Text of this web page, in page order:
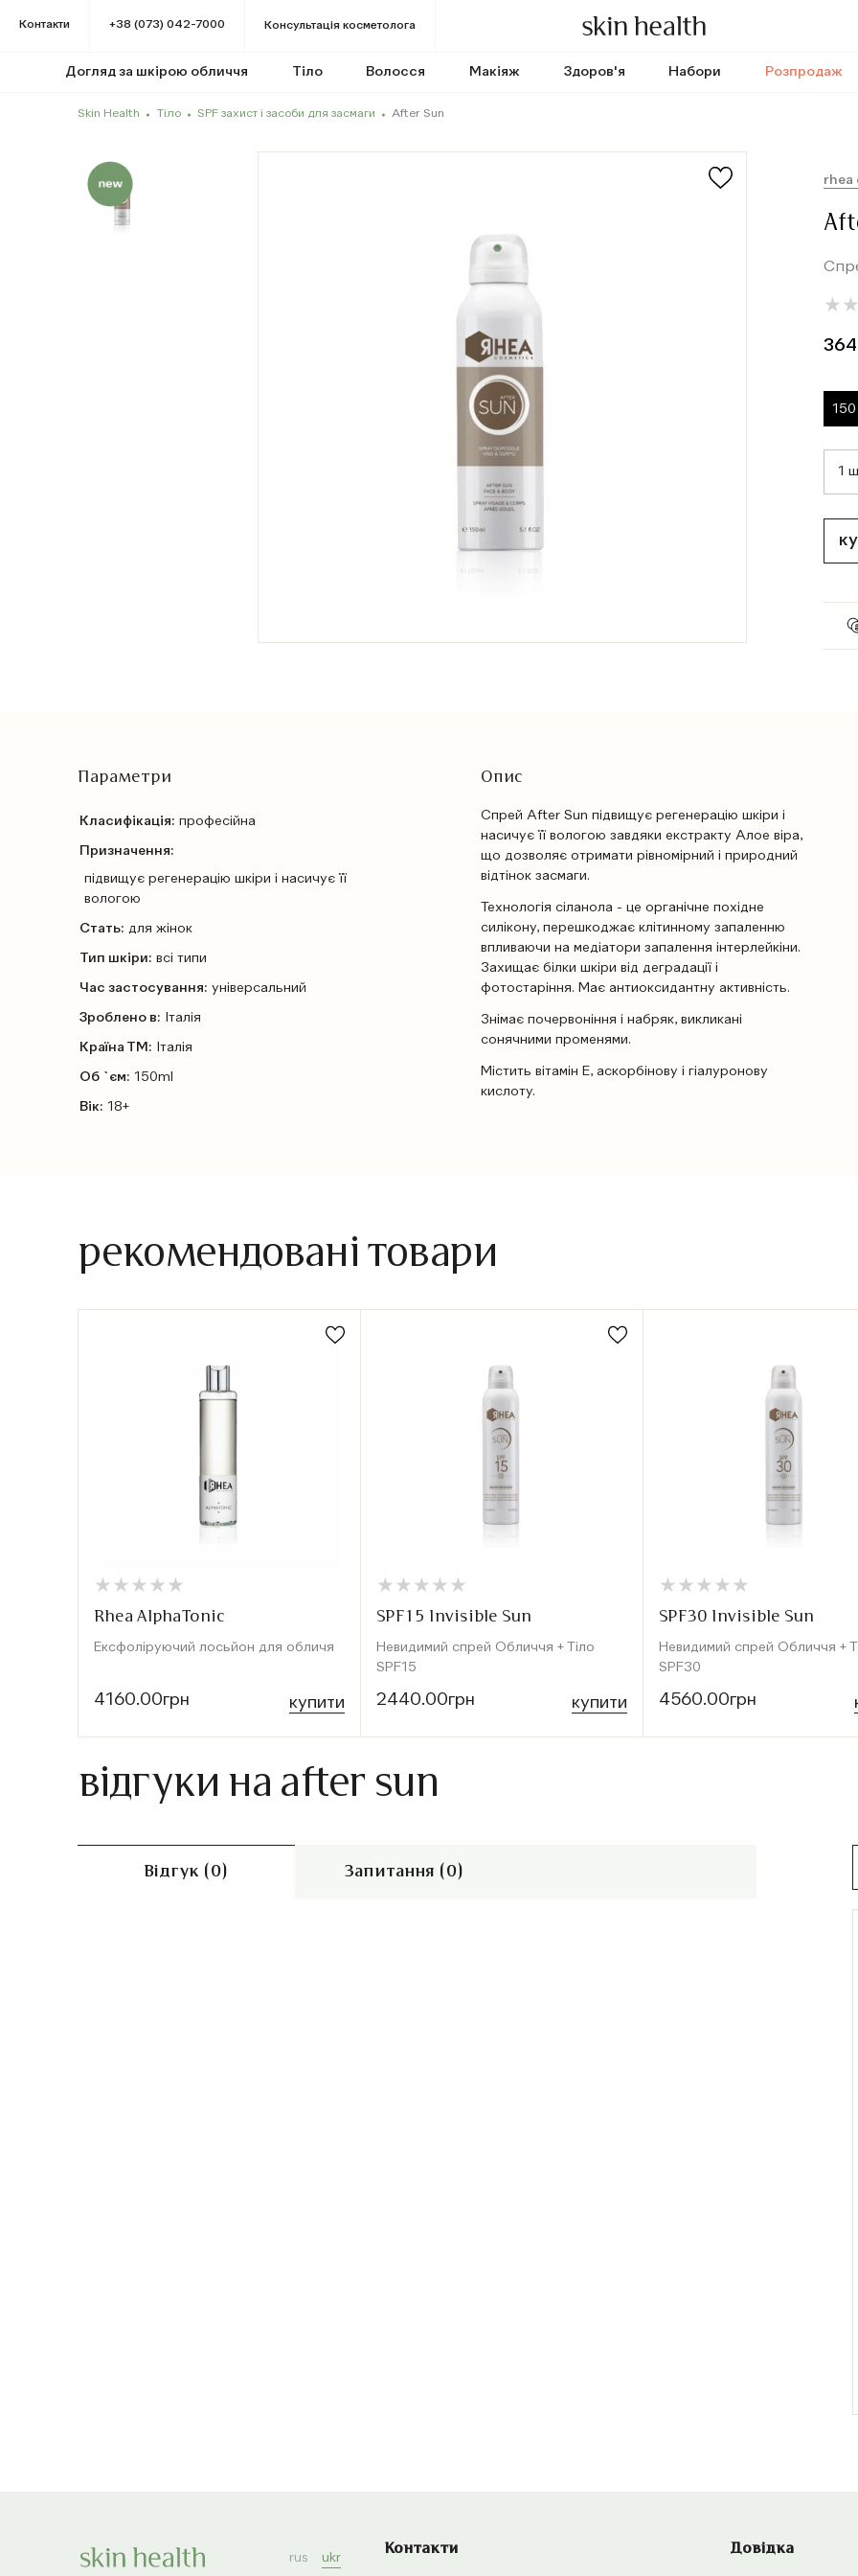
Контакти +38 (073) 042-7000 Консультація косметолога
Догляд за шкірою обличчя Тіло Волосся Макіяж Здоров'я Набори Розпродаж
Skin Health Тіло SPF захист і засоби для засмаги After Sun
rhea
★
★ ★
★
150
Параметри
Класифікація: професійна
Призначення:
підвищує регенерацію шкіри і насичує її
вологою
Стать: для жінок
Тип шкіри: всі типи
Час застосування: універсальний
Зроблено в: Італія
Країна ТМ: Італія
Об `єм: 150ml
Вік: 18+
Опис
Спрей After Sun підвищує регенерацію шкіри і
насичує її вологою завдяки екстракту Алое віра,
що дозволяє отримати рівномірний і природний
відтінок засмаги.
Технологія сіланола - це органічне похідне
силікону, перешкоджає клітинному запаленню
впливаючи на медіатори запалення інтерлейкіни.
Захищає білки шкіри від деградації і
фотостаріння. Має антиоксидантну активність.
Знімає почервоніння і набряк, викликані
сонячними променями.
Містить вітамін Е, аскорбінову і гіалуронову
кислоту.
рекомендовані товари
★
★ ★
★ ★
★ ★
★ ★
★
Rhea AlphaTonic
Ексфоліруючий лосьйон для обличя
4160.00грн купити
★
★ ★
★ ★
★ ★
★ ★
★
SPF15 Invisible Sun
Невидимий спрей Обличчя + Тіло
SPF15
2440.00грн купити
★
★ ★
★ ★
★ ★
★ ★
★
SPF30 Invisible Sun
Невидимий спрей Обличчя +
SPF30
4560.00грн
відгуки на after sun
Відгук (0) Запитання (0)
rus ukr
Контакти Довідка